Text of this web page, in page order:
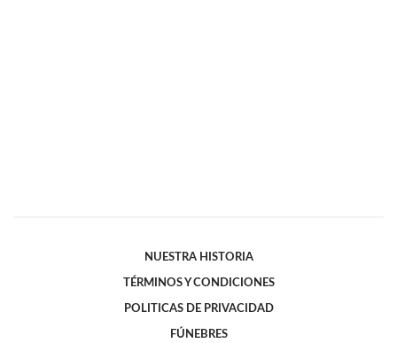
NUESTRA HISTORIA
TÉRMINOS Y CONDICIONES
POLITICAS DE PRIVACIDAD
FÚNEBRES